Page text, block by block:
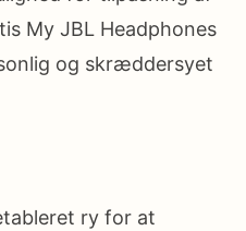
My JBL Headphones
og skræddersyet
ry for at